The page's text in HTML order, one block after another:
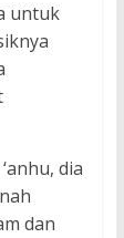
untuk
dia
dan